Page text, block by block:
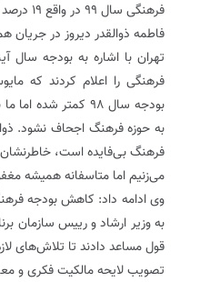
فرهنگی سال ۹۹ در واقع ۱۹ درصد از بودجه امسال کمتر شده است.
فاطمه ذوالقدر دیروز در جریان
تهران با اشاره به بودجه سال
بودجه سال ۹۸ کمتر
به حوزه فرهنگ اجحاف نشود.
فرهنگ بی‌فایده است،
می‌زنیم اما متاسفانه همیشه
وی ادامه داد: کاهش بودجه
به وزیر ارشاد و رییس سازمان
قول مساعد دادند تا تلاش‌های
تصویب لایحه مالکیت فکری و